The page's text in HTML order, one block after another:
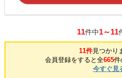
11件中1～11
11件見つかり
会員登録をすると全665件
今すぐ見